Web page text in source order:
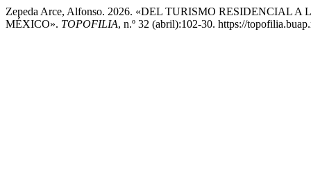
Zepeda Arce, Alfonso. 2026. «DEL TURISMO RESIDENCIAL
MÉXICO». TOPOFILIA, n.º 32 (abril):102-30. https://